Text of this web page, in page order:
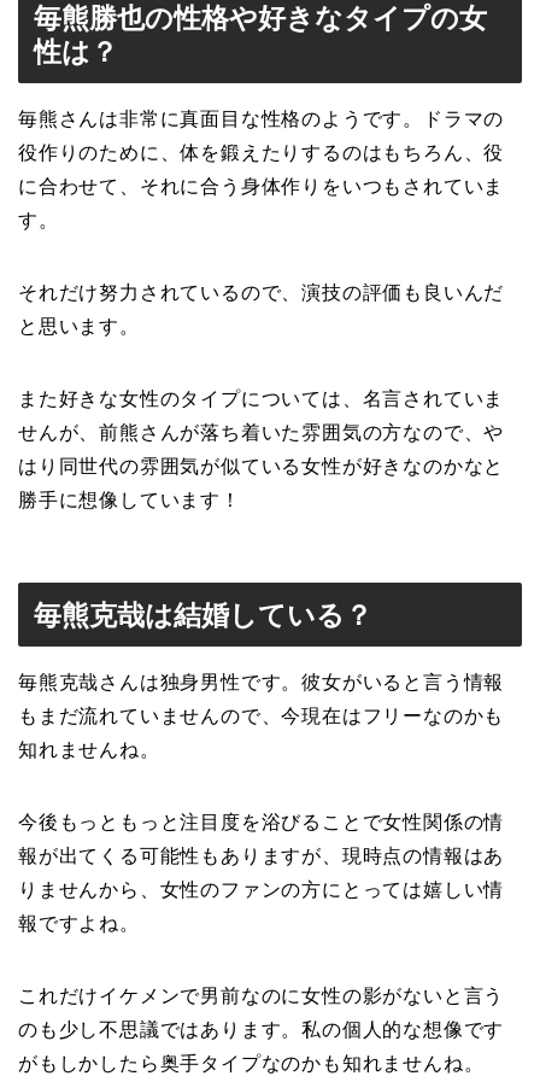
毎熊勝也の性格や好きなタイプの女
性は？
毎熊さんは非常に真面目な性格のようです。ドラマの
役作りのために、体を鍛えたりするのはもちろん、役
に合わせて、それに合う身体作りをいつもされていま
す。
それだけ努力されているので、演技の評価も良いんだ
と思います。
また好きな女性のタイプについては、名言されていま
せんが、前熊さんが落ち着いた雰囲気の方なので、や
はり同世代の雰囲気が似ている女性が好きなのかなと
勝手に想像しています！
毎熊克哉は結婚している？
毎熊克哉さんは独身男性です。彼女がいると言う情報
もまだ流れていませんので、今現在はフリーなのかも
知れませんね。
今後もっともっと注目度を浴びることで女性関係の情
報が出てくる可能性もありますが、現時点の情報はあ
りませんから、女性のファンの方にとっては嬉しい情
報ですよね。
これだけイケメンで男前なのに女性の影がないと言う
のも少し不思議ではあります。私の個人的な想像です
がもしかしたら奥手タイプなのかも知れませんね。